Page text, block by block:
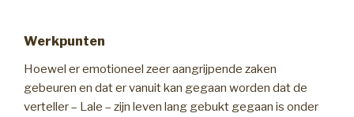
Werkpunten
Hoewel er emotioneel zeer aangrijpende zaken
gebeuren en dat er vanuit kan gegaan worden dat de
verteller – Lale – zijn leven lang gebukt gegaan is onder